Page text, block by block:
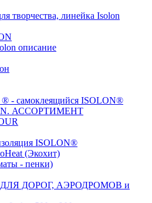
творчества, линейка Isolon
описание
- самоклеящийся ISOLON®
АССОРТИМЕНТ
ISOLON®
(Экохит)
- пенки)
ДОРОГ, АЭРОДРОМОВ и